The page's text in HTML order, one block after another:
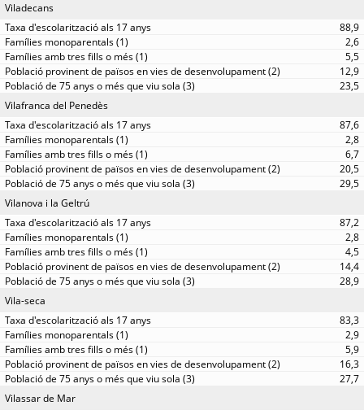
Viladecans
88,9
2,6
5,5
12,9
23,5
Vilafranca del Penedès
87,6
2,8
6,7
20,5
29,5
Vilanova i la Geltrú
87,2
2,8
4,5
14,4
28,9
Vila-seca
83,3
2,9
5,9
16,3
27,7
Vilassar de Mar